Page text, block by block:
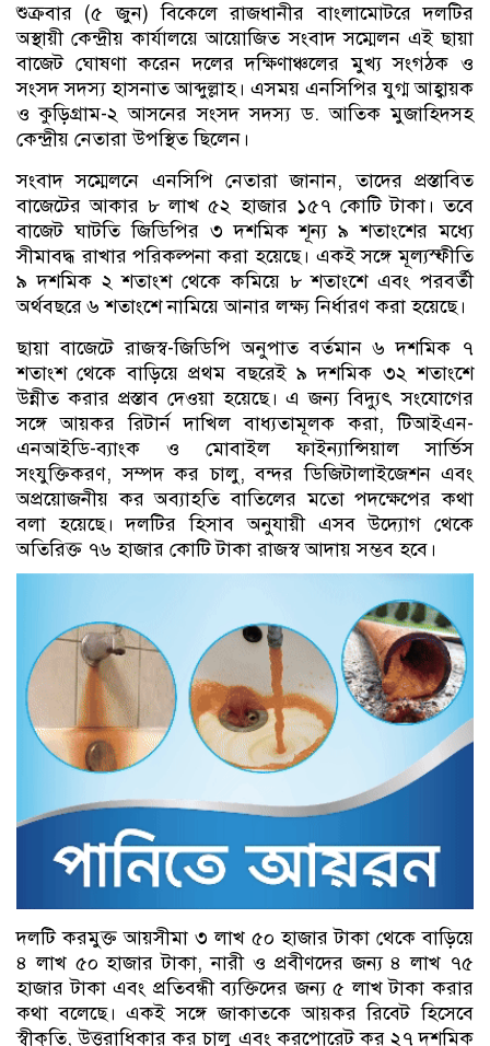
শুক্রবার (৫ জুন) বিকেলে রাজধানীর বাংলামোটরে দলটির
অস্থায়ী কেন্দ্রীয় কার্যালয়ে আয়োজিত সংবাদ সম্মেলন এই ছায়া
বাজেট ঘোষণা করেন দলের দক্ষিণাঞ্চলের মুখ্য সংগঠক ও
সংসদ সদস্য হাসনাত আব্দুল্লাহ। এসময় এনসিপির যুগ্ম আহ্বায়ক
ও কুড়িগ্রাম-২ আসনের সংসদ সদস্য ড. আতিক মুজাহিদসহ
কেন্দ্রীয় নেতারা উপস্থিত ছিলেন।
সংবাদ সম্মেলনে এনসিপি নেতারা জানান, তাদের প্রস্তাবিত
বাজেটের আকার ৮ লাখ ৫২ হাজার ১৫৭ কোটি টাকা। তবে
বাজেট ঘাটতি জিডিপির ৩ দশমিক শূন্য ৯ শতাংশের মধ্যে
সীমাবদ্ধ রাখার পরিকল্পনা করা হয়েছে। একই সঙ্গে মূল্যস্ফীতি
৯ দশমিক ২ শতাংশ থেকে কমিয়ে ৮ শতাংশে এবং পরবর্তী
অর্থবছরে ৬ শতাংশে নামিয়ে আনার লক্ষ্য নির্ধারণ করা হয়েছে।
ছায়া বাজেটে রাজস্ব-জিডিপি অনুপাত বর্তমান ৬ দশমিক ৭
শতাংশ থেকে বাড়িয়ে প্রথম বছরেই ৯ দশমিক ৩২ শতাংশে
উন্নীত করার প্রস্তাব দেওয়া হয়েছে। এ জন্য বিদ্যুৎ সংযোগের
সঙ্গে আয়কর রিটার্ন দাখিল বাধ্যতামূলক করা, টিআইএন-
এনআইডি-ব্যাংক ও মোবাইল ফাইন্যান্সিয়াল সার্ভিস
সংযুক্তিকরণ, সম্পদ কর চালু, বন্দর ডিজিটালাইজেশন এবং
অপ্রয়োজনীয় কর অব্যাহতি বাতিলের মতো পদক্ষেপের কথা
বলা হয়েছে। দলটির হিসাব অনুযায়ী এসব উদ্যোগ থেকে
অতিরিক্ত ৭৬ হাজার কোটি টাকা রাজস্ব আদায় সম্ভব হবে।
দলটি করমুক্ত আয়সীমা ৩ লাখ ৫০ হাজার টাকা থেকে বাড়িয়ে
৪ লাখ ৫০ হাজার টাকা, নারী ও প্রবীণদের জন্য ৪ লাখ ৭৫
হাজার টাকা এবং প্রতিবন্ধী ব্যক্তিদের জন্য ৫ লাখ টাকা করার
কথা বলেছে। একই সঙ্গে জাকাতকে আয়কর রিবেট হিসেবে
স্বীকৃতি, উত্তরাধিকার কর চালু এবং করপোরেট কর ২৭ দশমিক